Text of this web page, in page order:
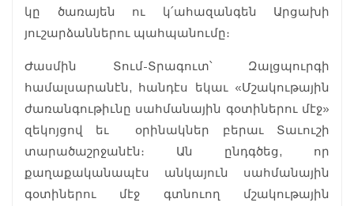
կը ծառայեն ու կ՛ահազանգեն Արցախի
յուշարձաններու պահպանումը։
Ժասմին Տում-Տրագուտ՝ Զալցպուրգի
համալսարանէն, հանդէս եկաւ «Մշակութային
ժառանգութիւնը սահմանային գօտիներու մէջ»
զեկոյցով եւ օրինակներ բերաւ Տաւուշի
տարածաշրջանէն։ Ան ընդգծեց, որ
քաղաքականապէս անկայուն սահմանային
գօտիներու մէջ գտնուող մշակութային